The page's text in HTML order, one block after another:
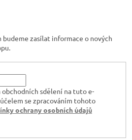
budeme zasílat informace o nových
obchodních sdělení na tuto e-
se zpracováním tohoto
ochrany osobních údajů